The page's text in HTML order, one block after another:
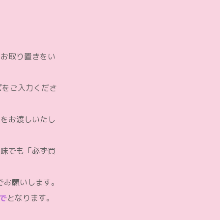
取り置きをい
をご入力くださ
お渡しいたし
でも「必ず買
お願いします。
となります。